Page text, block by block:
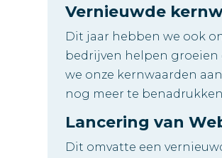
Vernieuwde
Dit jaar hebben we ook
bedrijven helpen
we onze kernwaarden
nog meer te
Lancering van
Dit omvatte een